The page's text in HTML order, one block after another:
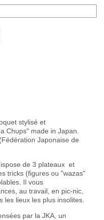
stylisé et
Chups" made in Japan.
(Fédération Japonaise de
de 3 plateaux et
tricks (figures ou "wazas"
Il vous
au travail, en pic-nic,
les lieux les plus insolites.
par la JKA, un